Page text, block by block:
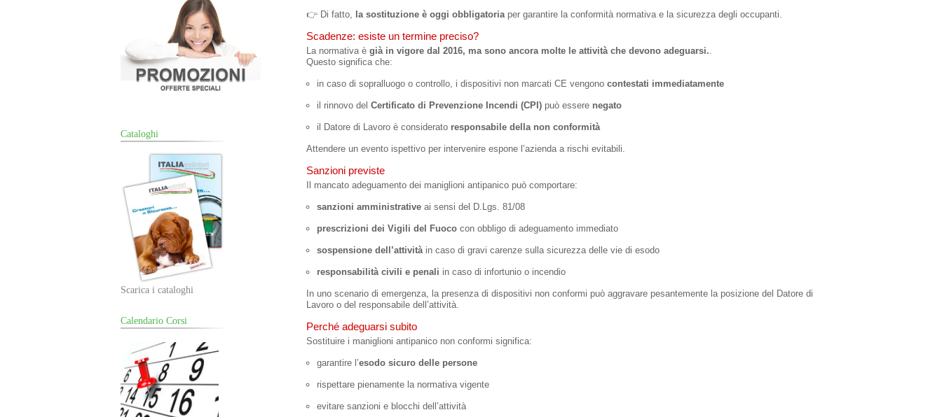
Cataloghi
Scarica i cataloghi
Calendario Corsi
👉 Di fatto, la sostituzione è oggi obbligatoriaper garantire la conformità normativa e la sicurezza degli occupanti.
Scadenze: esiste un termine preciso?
La normativa è già in vigore dal 2016, ma sono ancora molte le attività che devono adeguarsi..
Questo significa che:
in caso di sopralluogo o controllo, i dispositivi non marcati CE vengono contestati immediatamente
il rinnovo del Certificato di Prevenzione Incendi (CPI) può essere negato
il Datore di Lavoro è considerato responsabile della non conformità
Attendere un evento ispettivo per intervenire espone l’azienda a rischi evitabili.
Sanzioni previste
Il mancato adeguamento dei maniglioni antipanico può comportare:
sanzioni amministrative ai sensi del D.Lgs. 81/08
prescrizioni dei Vigili del Fuoco con obbligo di adeguamento immediato
sospensione dell’attivitàin caso di gravi carenze sulla sicurezza delle vie di esodo
responsabilità civili e penali in caso di infortunio o incendio
In uno scenario di emergenza, la presenza di dispositivi non conformi può aggravare pesantemente la posizione del Datore di
Lavoro o del responsabile dell’attività.
Perché adeguarsi subito
Sostituire i maniglioni antipanico non conformi significa:
garantire l’esodo sicuro delle persone
rispettare pienamente la normativa vigente
evitare sanzioni e blocchi dell’attività